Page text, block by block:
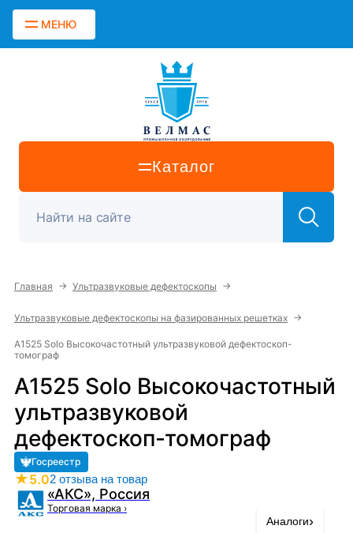
МЕНЮ
Каталог
Главная → Ультразвуковые дефектоскопы →
Ультразвуковые дефектоскопы на фазированных решетках →
А1525 Solo Высокочастотный ультразвуковой дефектоскоп-
томограф
А1525 Solo Высокочастотный
ультразвуковой
дефектоскоп-томограф
Госреестр
★5.02 отзыва на товар
«АКС», Россия
Торговая марка ›
Аналоги›